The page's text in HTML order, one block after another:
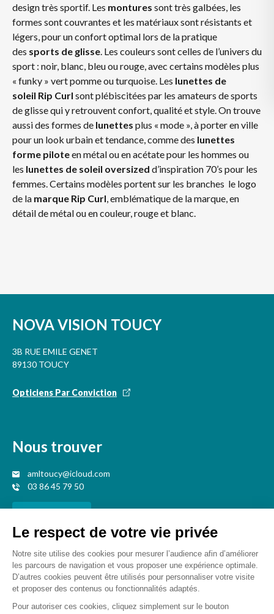
design très sportif. Les montures sont très galbées, les
formes sont couvrantes et les matériaux sont résistants et
légers, pour un confort optimal lors de la pratique
des sports de glisse. Les couleurs sont celles de l’univers du
sport : noir, blanc, bleu ou rouge, avec certains modèles plus
« funky » vert pomme ou turquoise. Les lunettes de
soleil Rip Curl sont plébiscitées par les amateurs de sports
de glisse qui y retrouvent confort, qualité et style. On trouve
aussi des formes de lunettes plus « mode », à porter en ville
pour un look urbain et tendance, comme des lunettes
forme piloteen métal ou en acétate pour les hommes ou
les lunettes de soleil oversized d’inspiration 70’s pour les
femmes. Certains modèles portent sur les branches le logo
de la marque Rip Curl, emblématique de la marque, en
détail de métal ou en couleur, rouge et blanc.
NOVA VISION TOUCY
3B RUE EMILE GENET
89130 TOUCY
Opticiens Par Conviction
Votre opticien proche de vous
Opticien Bléneau Opticien Saint-fargeau
Nous trouver
amltoucy@icloud.com
03 86 45 79 50